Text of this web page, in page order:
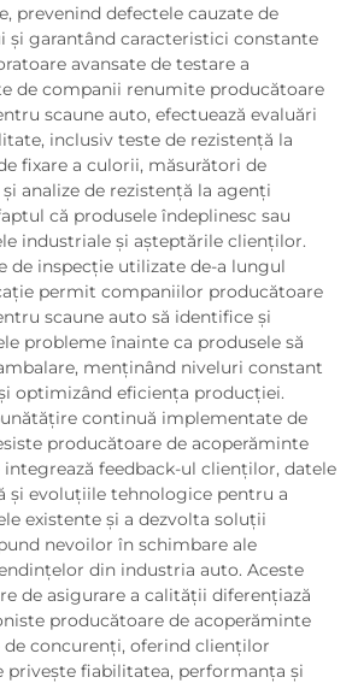
prevenind defectele cauzate de
garantând caracteristici constante
avansate de testare a
de companii renumite producătoare
scaune auto, efectuează evaluări
inclusiv teste de rezistență la
fixare a culorii, măsurători de
analize de rezistență la agenți
că produsele îndeplinesc sau
industriale și așteptările clienților.
de inspecție utilizate de-a lungul
permit companiilor producătoare
scaune auto să identifice și
probleme înainte ca produsele să
menținând niveluri constant
optimizând eficiența producției.
continuă implementate de
producătoare de acoperăminte
feedback-ul clienților, datele
și evoluțiile tehnologice pentru a
existente și a dezvolta soluții
nevoilor în schimbare ale
din industria auto. Aceste
de asigurare a calității diferențiază
producătoare de acoperăminte
de concurenți, oferind clienților
privește fiabilitatea, performanța și